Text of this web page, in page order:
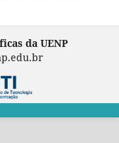
da UENP